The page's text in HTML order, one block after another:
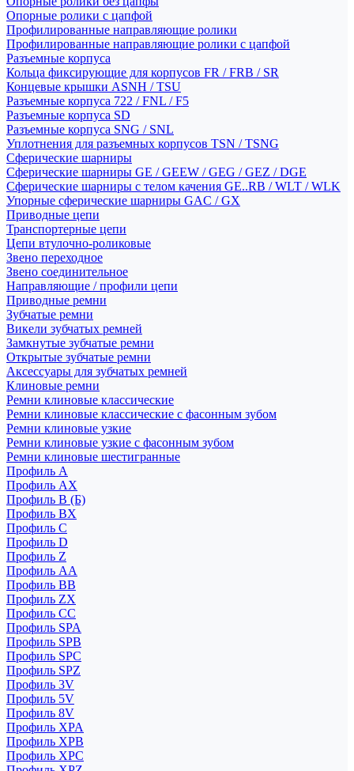
Опорные ролики с цапфой
Профилированные направляющие ролики
Профилированные направляющие ролики с цапфой
Разъемные корпуса
Кольца фиксирующие для корпусов FR / FRB / SR
Концевые крышки ASNH / TSU
Разъемные корпуса 722 / FNL / F5
Разъемные корпуса SD
Разъемные корпуса SNG / SNL
Уплотнения для разъемных корпусов TSN / TSNG
Сферические шарниры
Сферические шарниры GE / GEEW / GEG / GEZ / DGE
Сферические шарниры с телом качения GE..RB / WLT / WLK
Упорные сферические шарниры GAC / GX
Приводные цепи
Транспортерные цепи
Цепи втулочно-роликовые
Звено переходное
Звено соединительное
Направляющие / профили цепи
Приводные ремни
Зубчатые ремни
Викели зубчатых ремней
Замкнутые зубчатые ремни
Открытые зубчатые ремни
Аксессуары для зубчатых ремней
Клиновые ремни
Ремни клиновые классические
Ремни клиновые классические с фасонным зубом
Ремни клиновые узкие
Ремни клиновые узкие с фасонным зубом
Ремни клиновые шестигранные
Профиль A
Профиль AX
Профиль B (Б)
Профиль BX
Профиль C
Профиль D
Профиль Z
Профиль АА
Профиль BB
Профиль ZX
Профиль CC
Профиль SPA
Профиль SPB
Профиль SPC
Профиль SPZ
Профиль 3V
Профиль 5V
Профиль 8V
Профиль XPA
Профиль XPB
Профиль XPC